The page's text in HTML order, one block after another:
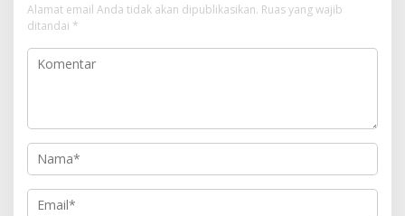
Alamat email Anda tidak akan dipublikasikan. Ruas yang wajib
ditandai *